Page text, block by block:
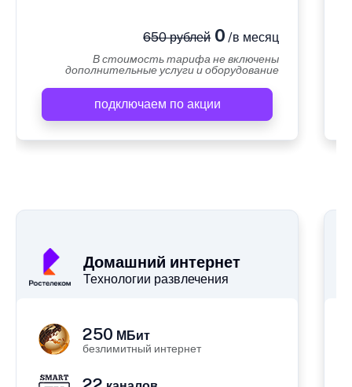
650 рублей0 /в месяц
В стоимость тарифа не включены
дополнительные услуги и оборудование
подключаем по акции
Домашний интернет
Технологии развлечения
250 МБит
безлимитный интернет